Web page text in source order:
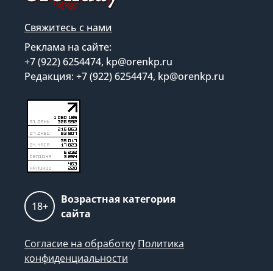
Свяжитесь с нами
Реклама на сайте:
+7 (922) 6254474, kp@orenkp.ru
Редакция: +7 (922) 6254474, kp@orenkp.ru
18+
Возрастная категория
сайта
Согласие на обработку Политика
конфиденциальности